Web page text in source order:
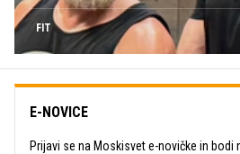
FIT
E-NOVICE
Prijavi se na Moskisvet e-novičke in